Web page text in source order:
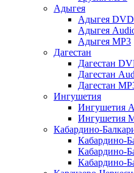
Адыгея
Адыгея DVD
Адыгея
Адыгея MP3
Дагестан
Дагестан
Дагестан
Дагестан
Ингушетия
Ингушетия
Ингушетия
Кабардино-
Кабардино-
Кабардино-
Кабардино-